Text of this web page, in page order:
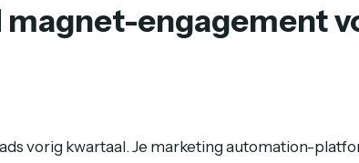
magnet-engagement
vorig kwartaal. Je marketing automation-